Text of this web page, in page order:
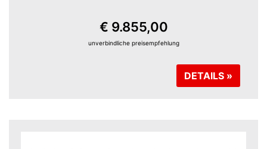
€ 9.855,00
unverbindliche preisempfehlung
DETAILS »